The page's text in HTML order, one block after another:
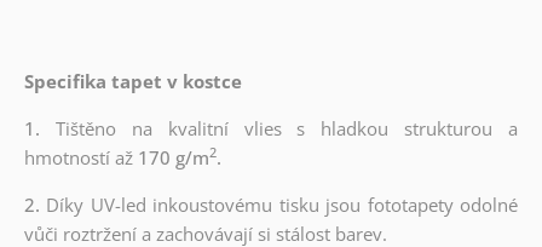
Specifika tapet v kostce
1. Tištěno na kvalitní vlies s hladkou strukturou a
hmotností až170 g/m2.
2. Díky UV-led inkoustovému tisku jsou fototapety odolné
vůči roztržení a zachovávají si stálost barev.